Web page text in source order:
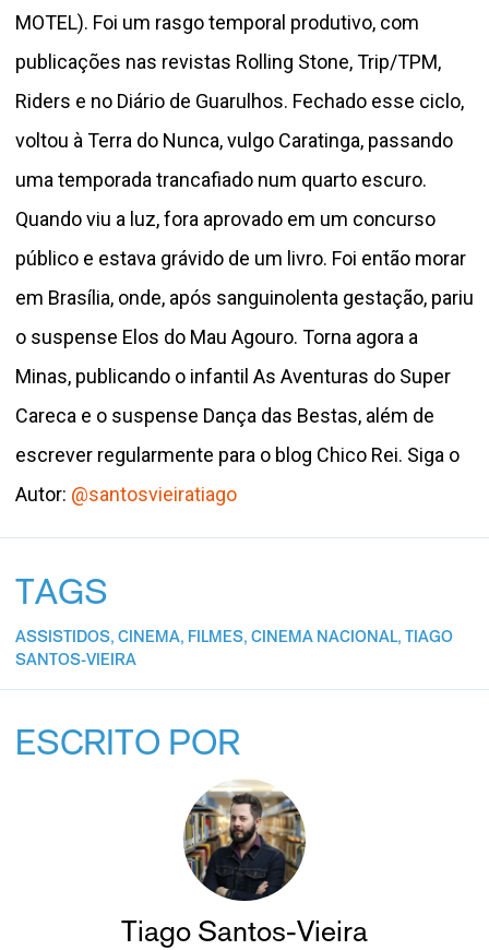
MOTEL). Foi um rasgo temporal produtivo, com
publicações nas revistas Rolling Stone, Trip/TPM,
Riders e no Diário de Guarulhos. Fechado esse ciclo,
voltou à Terra do Nunca, vulgo Caratinga, passando
uma temporada trancafiado num quarto escuro.
Quando viu a luz, fora aprovado em um concurso
público e estava grávido de um livro. Foi então morar
em Brasília, onde, após sanguinolenta gestação, pariu
o suspense Elos do Mau Agouro. Torna agora a
Minas, publicando o infantil As Aventuras do Super
Careca e o suspense Dança das Bestas, além de
escrever regularmente para o blog Chico Rei. Siga o
Autor: @santosvieiratiago
TAGS
ASSISTIDOS, CINEMA, FILMES, CINEMA NACIONAL,
TIAGO
SANTOS-VIEIRA
ESCRITO POR
Tiago Santos-Vieira